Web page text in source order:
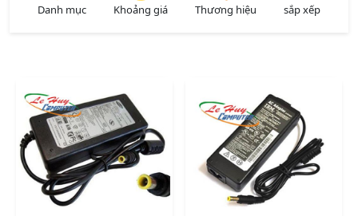
Danh mục
Khoảng giá
Thương hiệu
sắp xếp